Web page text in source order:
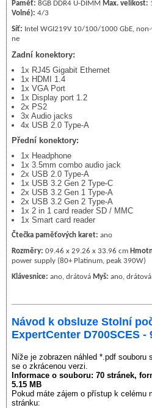
Paměť: 8GB DDR4 U-DIMM Max. velikost:
Volné): 4/3
Síť: Intel WGI219V 10/100/1000 GbE,
ne
Zadní konektory:
1x RJ45 Gigabit Ethernet
1x HDMI 1.4
1x VGA Port
1x Display port 1.2
2x PS2
3x Audio jacks
4x USB 2.0 Type-A
Přední konektory:
1x Headphone
1x 3.5mm combo audio jack
2x USB 2.0 Type-A
1x USB 3.2 Gen 2 Type-C
2x USB 3.2 Gen 1 Type-A
2x USB 3.2 Gen 2 Type-A
1x 2 in 1 card reader SD / MMC
1x Smart card reader
Čtečka paměťových karet: ano
Rozměry: 09.46 x 29.26 x 33.96 cm
power supply (80+ Platinum, peak 390W)
Klávesnice: ano, drátová Myš: ano,
Návod k obsluze Stolní
ExpertCenter D700SCES -
Níže je zobrazen náhled *.pdf souboru
se o zkrácenou verzi.
Informace o souboru: 70 stránek,
5.15 MB
Pokud máte zájem o přístup k celému
stránku: